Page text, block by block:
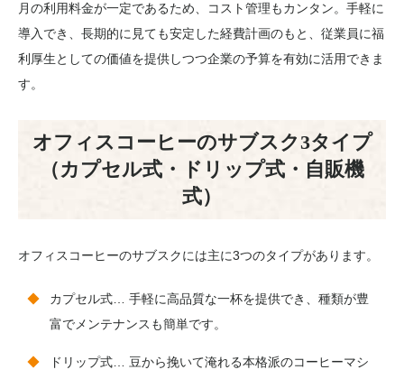
月の利用料金が一定であるため、コスト管理もカンタン。手軽に
導入でき、長期的に見ても安定した経費計画のもと、従業員に福
利厚生としての価値を提供しつつ企業の予算を有効に活用できま
す。
オフィスコーヒーのサブスク3タイプ
（カプセル式・ドリップ式・自販機
式）
オフィスコーヒーのサブスクには主に3つのタイプがあります。
カプセル式… 手軽に高品質な一杯を提供でき、種類が豊
富でメンテナンスも簡単です。
ドリップ式… 豆から挽いて淹れる本格派のコーヒーマシ